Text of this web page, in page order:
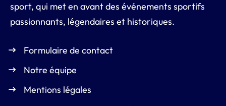
sport, qui met en avant des événements sportifs
passionnants, légendaires et historiques.
Formulaire de contact
Notre équipe
Mentions légales